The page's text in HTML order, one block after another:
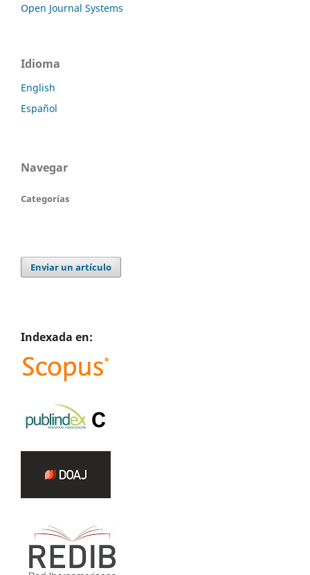
Open Journal Systems
Idioma
English
Español
Navegar
Categorías
Enviar un artículo
Indexada en: